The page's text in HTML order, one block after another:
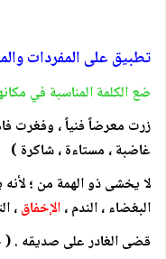
تطبيق على المفردات
ضع الكلمة المناسبة في
زرت معرضاً فنياً ، وفغرت
غاضبة ، مستاءة ، شاكرة )
لا يخشى ذو الهمة من ؛
البغضاء ، الندم ،الإخفاق،
قضى الغادر على صديقه . (